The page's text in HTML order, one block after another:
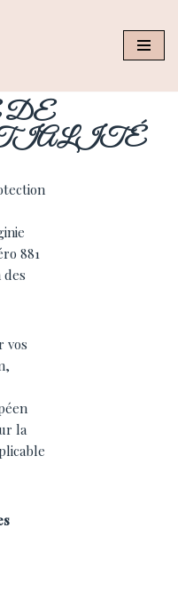
881
des
vos
la